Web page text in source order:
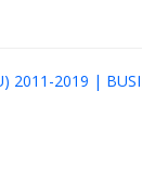
2011-2019 |